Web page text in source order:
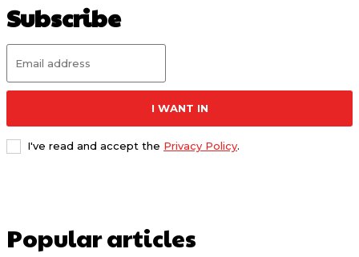
Subscribe
I WANT IN
I've read and accept the Privacy Policy.
Popular articles